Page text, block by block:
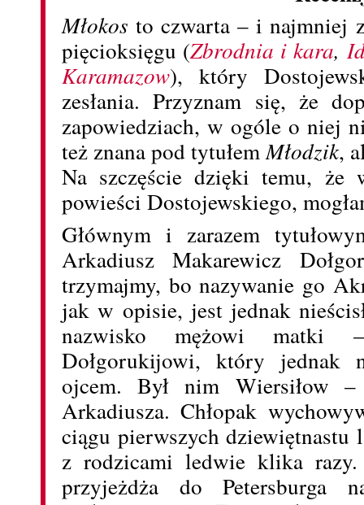
Młokos to czwarta – i najmniej
pięcioksięgu (Zbrodnia i kara,
Karamazow), który
zesłania. Przyznam się, że
zapowiedziach, w ogóle o niej
też znana pod tytułemMłodzik,
Na szczęście dzięki temu, że
powieści Dostojewskiego,
Głównym i zarazem
Arkadiusz Makarewicz
trzymajmy, bo nazywanie go
jak w opisie, jest jednak
nazwisko mężowi matki
Dołgorukijowi, który jednak
ojcem. Był nim Wiersiłow
Arkadiusza. Chłopak
ciągu pierwszych dziewiętnastu
z rodzicami ledwie klika razy.
przyjeżdża do Petersburga